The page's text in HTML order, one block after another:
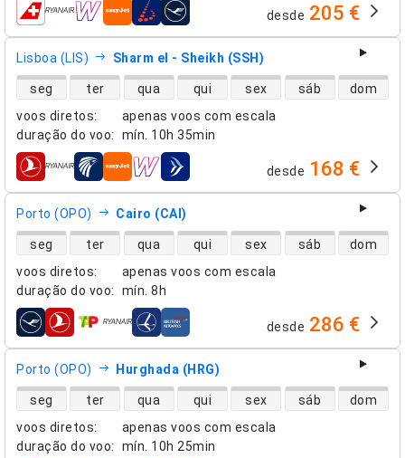
companhias aéreas desde 205 €
Lisboa (LIS) Sharm el - Sheikh (SSH)
voos diretos:
apenas voos com escala
duração do voo: mín. 10h 35min
disponibilidade de voos diretos
seg ter qua qui sex sáb dom
companhias aéreas desde 168 €
Porto (OPO) Cairo (CAI)
voos diretos:
apenas voos com escala
duração do voo: mín. 8h
disponibilidade de voos diretos
seg ter qua qui sex sáb dom
companhias aéreas desde 286 €
Porto (OPO) Hurghada (HRG)
voos diretos:
apenas voos com escala
duração do voo: mín. 10h 25min
disponibilidade de voos diretos
seg ter qua qui sex sáb dom